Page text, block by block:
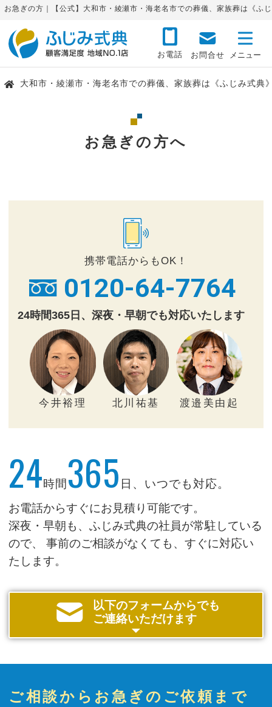
お急ぎの方｜【公式】大和市・綾瀬市・海老名市での葬儀、家族葬は《ふ
お電話 お問合せ
大和市・綾瀬市・海老名市での葬儀、家族葬は《ふじみ式典
お急ぎの方へ
携帯電話からもOK！
0120-64-7764
24時間365日、深夜・早朝でも対応いたします
今井裕理 北川祐基 渡邉美由起
24時間 365 日、いつでも対応。
お電話からすぐにお見積り可能です。
深夜・早朝も、ふじみ式典の社員が常駐している
ので、
事前のご相談がなくても、すぐに対応い
たします。
以下のフォームからでも
ご連絡いただけます
ご相談からお急ぎのご依頼まで